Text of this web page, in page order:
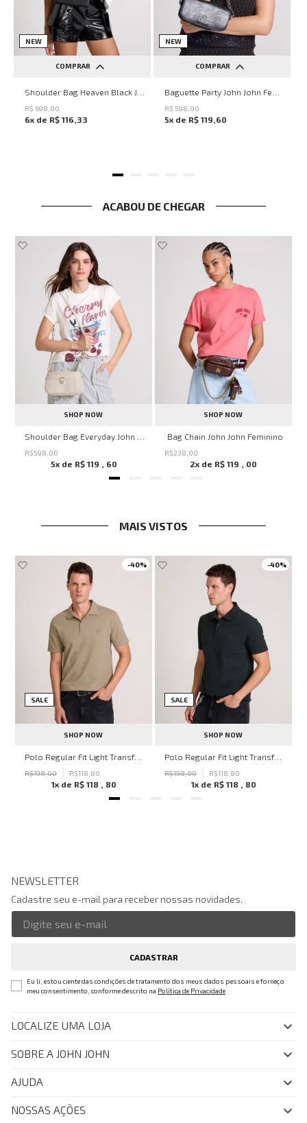
NEW
COMPRAR
UN
R$ 698 00
6x de R$ 116 33
NEW
COMPRAR
UN
R$ 598 00
5x de R$ 119 60
ACABOU DE CHEGAR
SHOP NOW
R$598 00
5x de R$ 119 , 60
SHOP NOW
Bag Chain John John Feminino
R$238 00
2x de R$ 119 , 00
MAIS VISTOS
-40%
SALE
SHOP NOW
Polo Regular Fit Light Transfer Bege Médio John John Masculina
R$198,00 R$118 80
1x de R$ 118 80
-40%
SALE
SHOP NOW
Polo Regular Fit Light Transfer Verde Escuro John John Masculina
R$198,00 R$118 80
1x de R$ 118 80
NEWSLETTER
Cadastre seu e-mail para receber nossas novidades.
CADASTRAR
Eu li, estou ciente das condições de tratamento dos meus dados pessoais e forneço
meu consentimento, conforme descrito na Política de Privacidade
LOCALIZE UMA LOJA
SOBRE A JOHN JOHN
Quem Somos
John John Club
AJUDA
FAQ
NOSSAS AÇÕES